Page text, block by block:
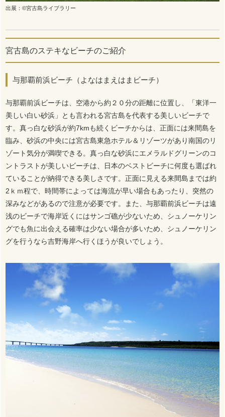
出展：©宮古島ライブラリー
宮古島のステキなビーチのご紹介
与那覇前浜ビーチ（よなはまえはまビーチ）
与那覇前浜ビーチは、空港から約２０分の距離に位置し、「東洋一
美しい白い砂浜」とも言われる宮古島を代表する美しいビーチで
す。真っ白な砂浜が約7kmも続くビーチからは、正面には来間島を
臨み、砂浜の中央には宮古島東急ホテル＆リゾーツがあり南国のリ
ゾート気分が満喫できる。真っ白な砂浜にエメラルドグリーンのコ
ントラストが美しいビーチは、日本のベストビーチに何度も選ばれ
ていることが納得できる美しさです。正面に見える来間島までは約
2ｋｍ程で、時間帯によっては海流が早い場合もあったり、突然の
深みなどがあるので注意が必要です。また、与那覇前浜ビーチは遠
浅のビーチで海岸近くにはサンゴ礁が少ないため、シュノーケリン
グでも魚に出会える確率は少ない場合が多いため、シュノーケリン
グを行うなら吉野海岸へ行くほうが良いでしょう。